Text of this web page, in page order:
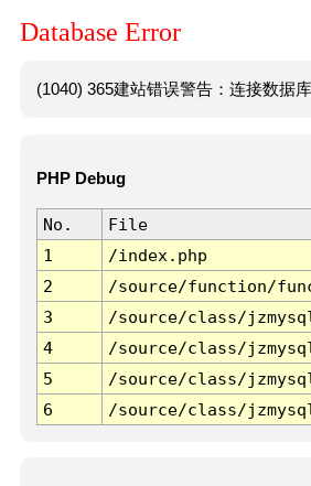
Database Error
(1040) 365建站错误警告：连接数据
PHP Debug
No. File
1
/index.php
2
/source/function/
3
/source/class/
4
/source/class/
5
/source/class/
6
/source/class/